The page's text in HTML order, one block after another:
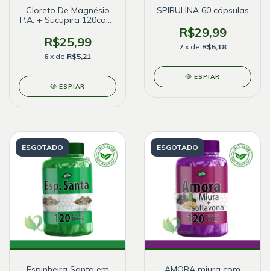
Cloreto De Magnésio
P.A. + Sucupira 120caps
R$25,99
6 x de R$5,21
ESPIAR
SPIRULINA 60 cápsulas
R$29,99
7 x de R$5,18
ESPIAR
ESGOTADO ESGOTADO